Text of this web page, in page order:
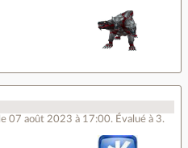
le 07 août 2023 à 17:00. Évalué à 3.